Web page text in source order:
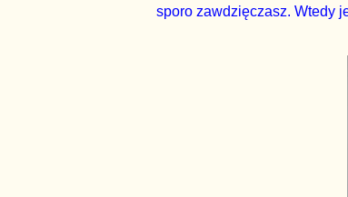
sporo zawdzięczasz. Wtedy